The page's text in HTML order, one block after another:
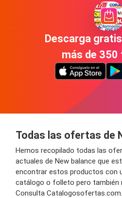
Descarga
más de 350
Todas las ofertas de
Hemos recopilado todas las
actuales de New balance que
encontrar estos productos con
catálogo o folleto pero también
Consulta